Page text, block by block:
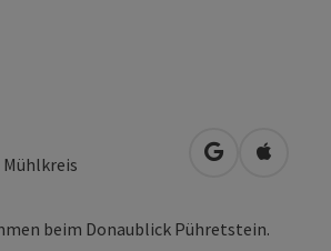
in Google
in
beim Donaublick Pühretstein.